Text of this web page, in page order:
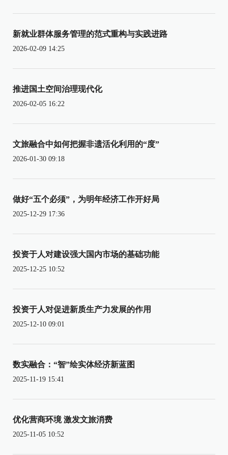
新就业群体服务管理的范式重构与实践进路
2026-02-09 14:25
推进国土空间治理现代化
2026-02-05 16:22
文旅融合中如何把握非遗活化利用的“度”
2026-01-30 09:18
做好“五个必须”，为明年经济工作开好局
2025-12-29 17:36
投资于人对建设强大国内市场的基础功能
2025-12-25 10:52
投资于人对促进新质生产力发展的作用
2025-12-10 09:01
数实融合：“智”绘实体经济新蓝图
2025-11-19 15:41
优化营商环境 激发文旅消费
2025-11-05 10:52